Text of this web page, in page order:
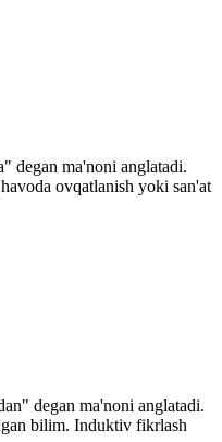
degan ma'noni anglatadi.
ovqatlanish yoki san'at
degan ma'noni anglatadi.
bilim. Induktiv fikrlash